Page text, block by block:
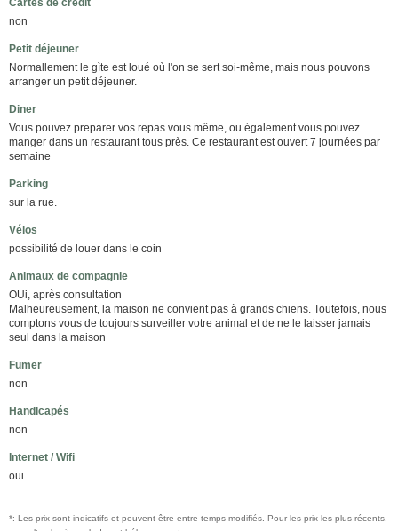
Cartes de crédit
non
Petit déjeuner
Normallement le gìte est loué où l'on se sert soi-même, mais nous pouvons
arranger un petit déjeuner.
Diner
Vous pouvez preparer vos repas vous même, ou également vous pouvez
manger dans un restaurant tous près. Ce restaurant est ouvert 7 journées par
semaine
Parking
sur la rue.
Vélos
possibilité de louer dans le coin
Animaux de compagnie
OUi, après consultation
Malheureusement, la maison ne convient pas à grands chiens. Toutefois, nous
comptons vous de toujours surveiller votre animal et de ne le laisser jamais
seul dans la maison
Fumer
non
Handicapés
non
Internet / Wifi
oui
*: Les prix sont indicatifs et peuvent être entre temps modifiés. Pour les prix les plus récents,